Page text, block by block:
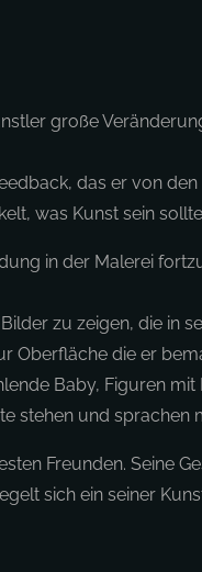
große
das er von
was Kunst sein
in der Malerei
zu zeigen, die in
Oberfläche die er
Baby, Figuren
stehen und sprachen
Freunden. Seine
sich ein seiner